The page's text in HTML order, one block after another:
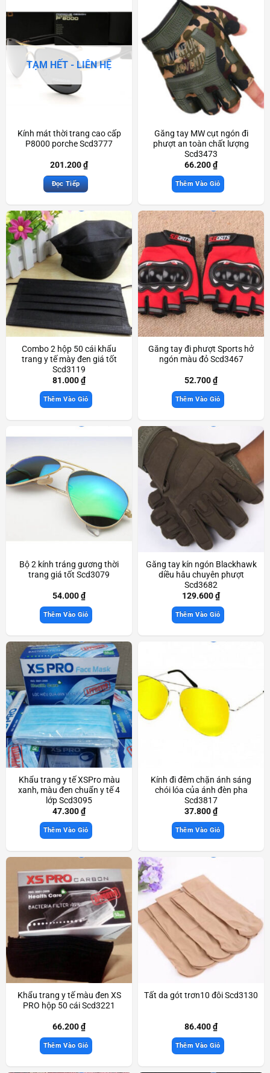
TẠM HẾT - LIÊN HỆ
Kính mát thời trang cao cấp
P8000 porche Scd3777
201.200₫
Đọc Tiếp
Găng tay MW cụt ngón đi
phượt an toàn chất lượng
Scd3473
66.200₫
Thêm Vào Giỏ
Combo 2 hộp 50 cái khẩu
trang y tế mày đen giá tốt
Scd3119
81.000₫
Thêm Vào Giỏ
Găng tay đi phượt Sports hở
ngón màu đỏ Scd3467
52.700₫
Thêm Vào Giỏ
Bộ 2 kính tráng gương thời
trang giá tốt Scd3079
54.000₫
Thêm Vào Giỏ
Găng tay kín ngón Blackhawk
diều hâu chuyên phượt
Scd3682
129.600₫
Thêm Vào Giỏ
Khẩu trang y tế XSPro màu
xanh, màu đen chuẩn y tế 4
lớp Scd3095
47.300₫
Thêm Vào Giỏ
Kính đi đêm chặn ánh sáng
chói lóa của ánh đèn pha
Scd3817
37.800₫
Thêm Vào Giỏ
Khẩu trang y tế màu đen XS
PRO hộp 50 cái Scd3221
66.200₫
Thêm Vào Giỏ
Tất da gót trơn10 đôi Scd3130
86.400₫
Thêm Vào Giỏ